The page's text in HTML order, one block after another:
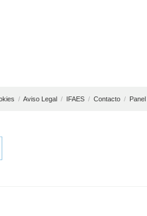
/ Aviso Legal / IFAES / Contacto /